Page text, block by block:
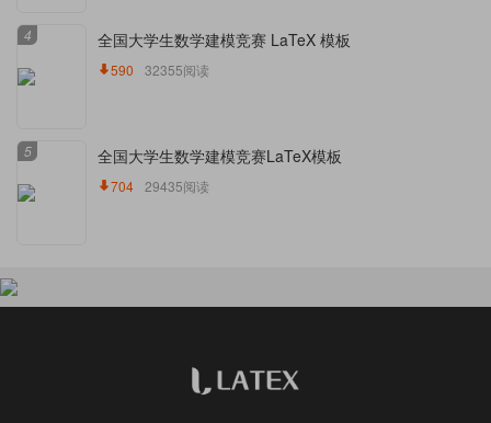
4 全国大学生数学建模竞赛 LaTeX 模板
590 32355阅读
5 全国大学生数学建模竞赛LaTeX模板
704 29435阅读